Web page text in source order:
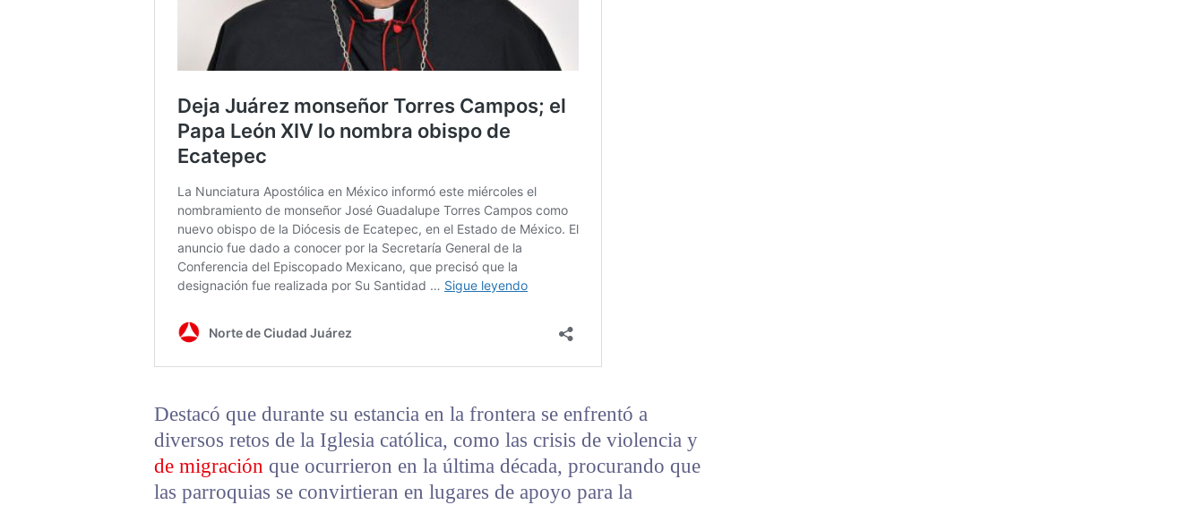
Destacó que durante su estancia en la frontera se enfrentó a
diversos retos de la Iglesia católica, como las crisis de violencia y
de migración que ocurrieron en la última década, procurando que
las parroquias se convirtieran en lugares de apoyo para la